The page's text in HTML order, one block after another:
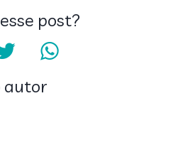
post?
autor